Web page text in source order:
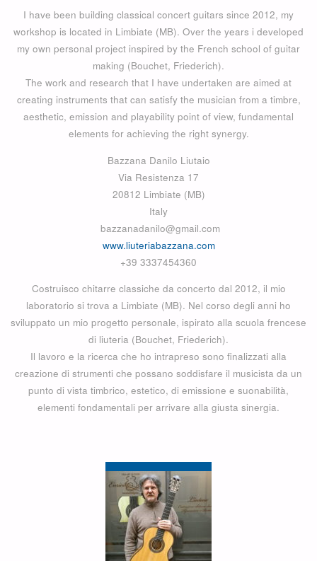
I have been building classical concert guitars since 2012, my
workshop is located in Limbiate (MB). Over the years i developed
my own personal project inspired by the French school of guitar
making (Bouchet, Friederich).
The work and research that I have undertaken are aimed at
creating instruments that can satisfy the musician from a timbre,
aesthetic, emission and playability point of view, fundamental
elements for achieving the right synergy.
Bazzana Danilo Liutaio
Via Resistenza 17
20812 Limbiate (MB)
Italy
bazzanadanilo@gmail.com
www.liuteriabazzana.com
+39 3337454360
Costruisco chitarre classiche da concerto dal 2012, il mio
laboratorio si trova a Limbiate (MB). Nel corso degli anni ho
sviluppato un mio progetto personale, ispirato alla scuola frencese
di liuteria (Bouchet, Friederich).
Il lavoro e la ricerca che ho intrapreso sono finalizzati alla
creazione di strumenti che possano soddisfare il musicista da un
punto di vista timbrico, estetico, di emissione e suonabilità,
elementi fondamentali per arrivare alla giusta sinergia.